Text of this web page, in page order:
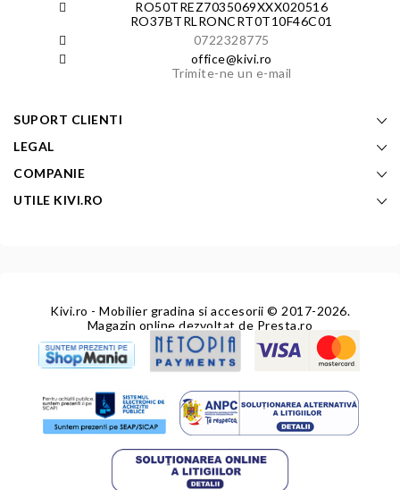
RO50TREZ7035069XXX020516
RO37BTRLRONCRT0T10F46C01
0722328775
office@kivi.ro
Trimite-ne un e-mail
SUPORT CLIENTI
LEGAL
COMPANIE
UTILE KIVI.RO
Kivi.ro - Mobilier gradina si accesorii © 2017-2026.
Magazin online dezvoltat de Presta.ro